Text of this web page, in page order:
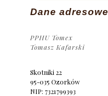
Dane adresowe
PPHU Tomex
Tomasz Kafarski
Skotniki 22
95-035 Ozorków
NIP: 7321799393